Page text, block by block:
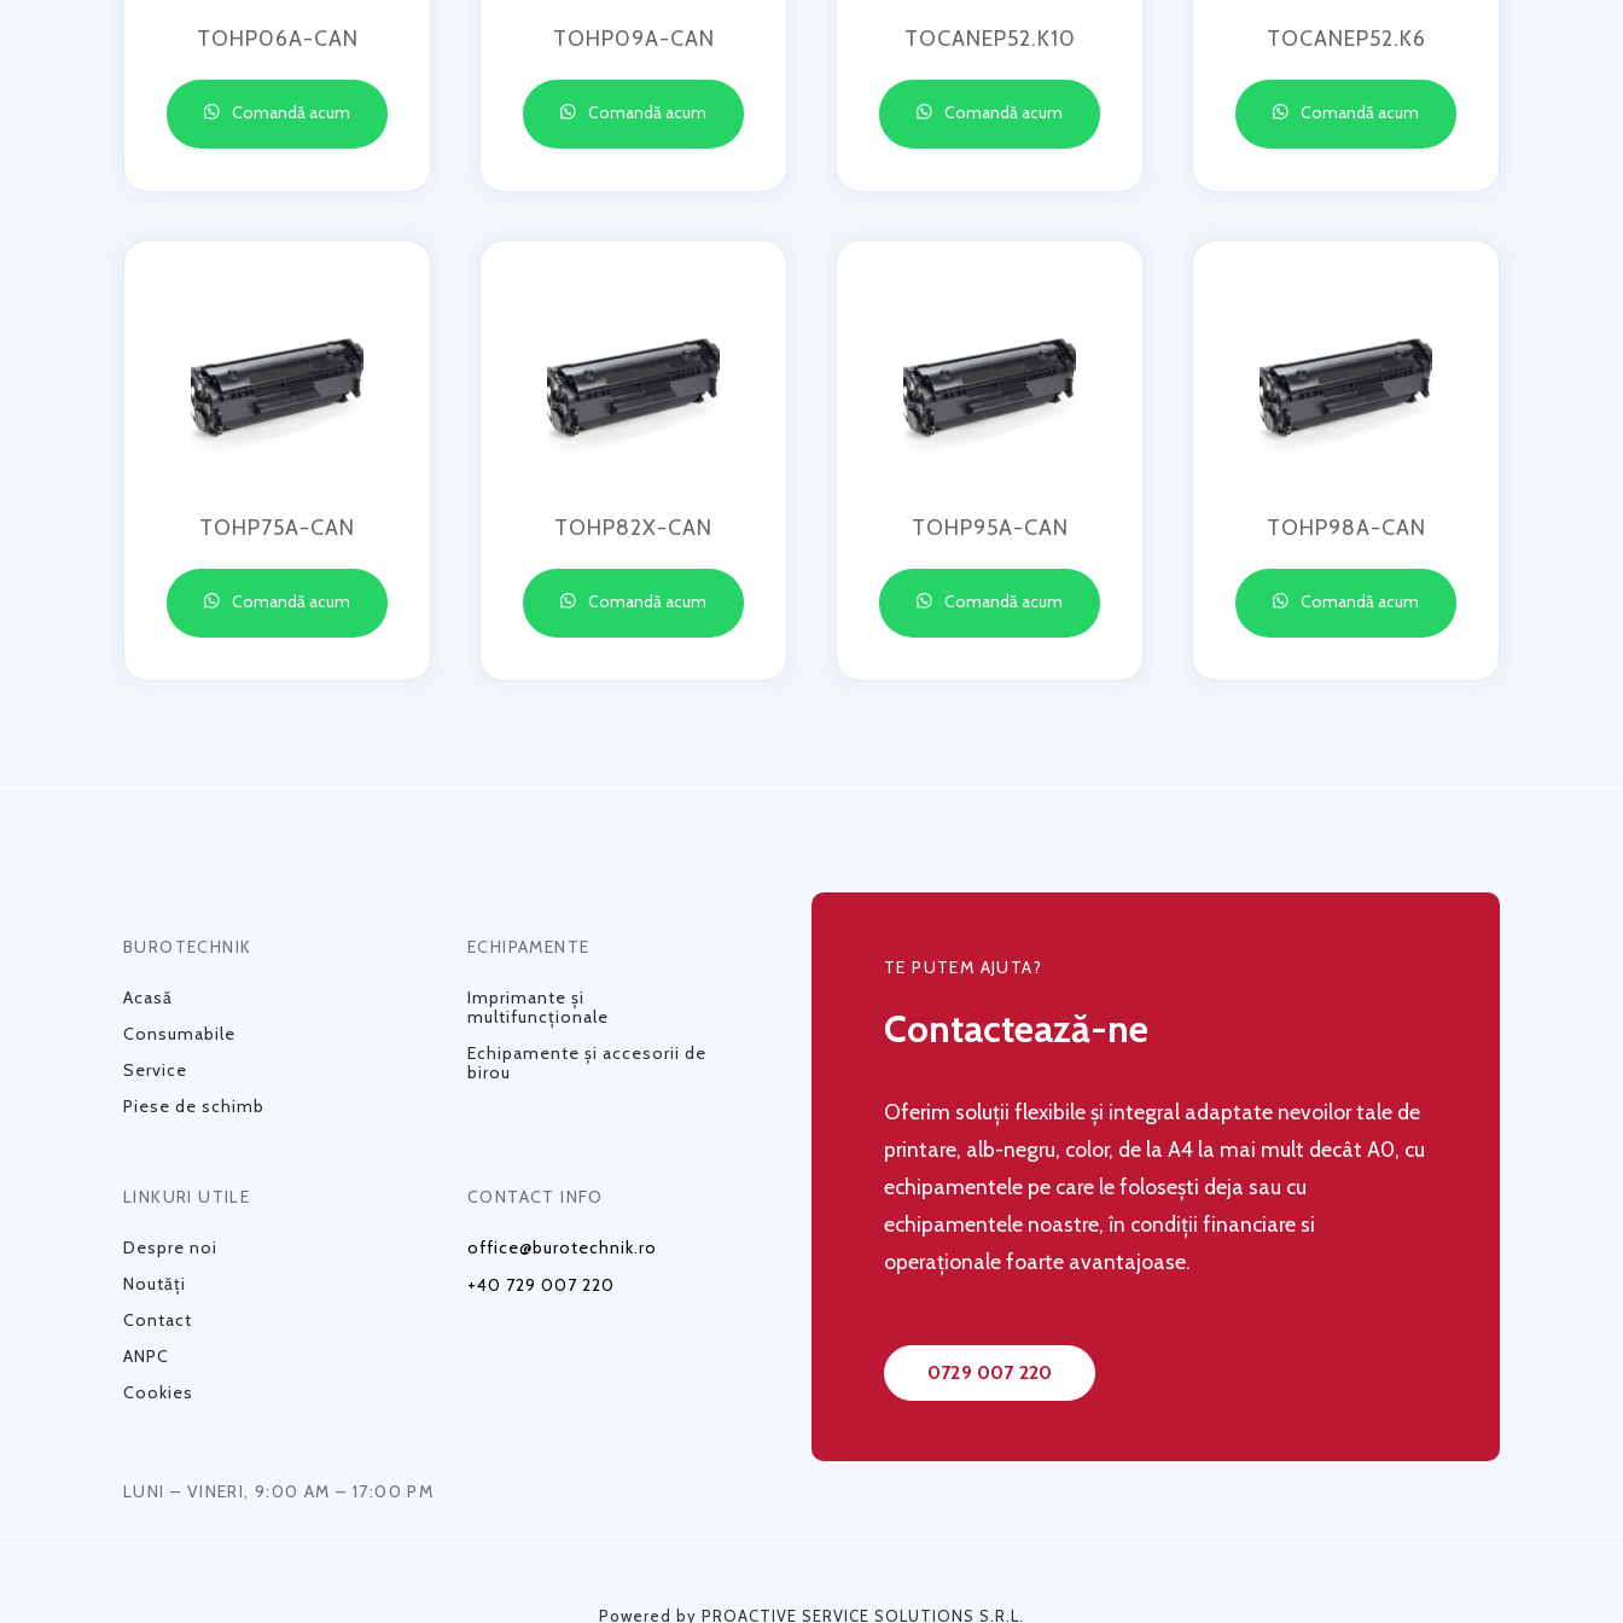
TOHP06A-CAN
Comandă acum
TOHP09A-CAN
Comandă acum
TOCANEP52.K10
Comandă acum
TOCANEP52.K6
Comandă acum
TOHP75A-CAN
Comandă acum
TOHP82X-CAN
Comandă acum
TOHP95A-CAN
Comandă acum
TOHP98A-CAN
Comandă acum
BUROTECHNIK
Acasă
Consumabile
Service
Piese de schimb
ECHIPAMENTE
Imprimante și
multifuncționale
Echipamente și accesorii de
birou
LINKURI UTILE
Despre noi
Noutăți
Contact
ANPC
Cookies
CONTACT INFO
office@burotechnik.ro
+40 729 007 220
LUNI – VINERI, 9:00 AM – 17:00 PM
TE PUTEM AJUTA?
Contactează-ne
Oferim soluţii flexibile şi integral adaptate nevoilor tale de
printare, alb-negru, color, de la A4 la mai mult decât A0, cu
echipamentele pe care le folosești deja sau cu
echipamentele noastre, în condiţii financiare si
operaţionale foarte avantajoase.
0729 007 220
Powered by PROACTIVE SERVICE SOLUTIONS S.R.L.